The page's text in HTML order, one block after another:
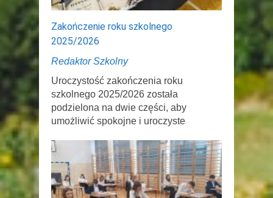
Zakończenie roku szkolnego
2025/2026
Redaktor Szkolny
Uroczystość zakończenia roku
szkolnego 2025/2026 została
podzielona na dwie części, aby
umożliwić spokojne i uroczyste